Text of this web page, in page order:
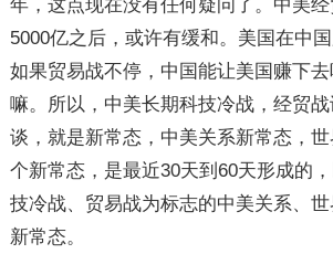
年，这点现在没有任何疑问了。中美
5000亿之后，或许有缓和。美国在中
如果贸易战不停，中国能让美国赚下
嘛。所以，中美长期科技冷战，经贸
谈，就是新常态，中美关系新常态，
个新常态，是最近30天到60天形成的
技冷战、贸易战为标志的中美关系、
新常态。